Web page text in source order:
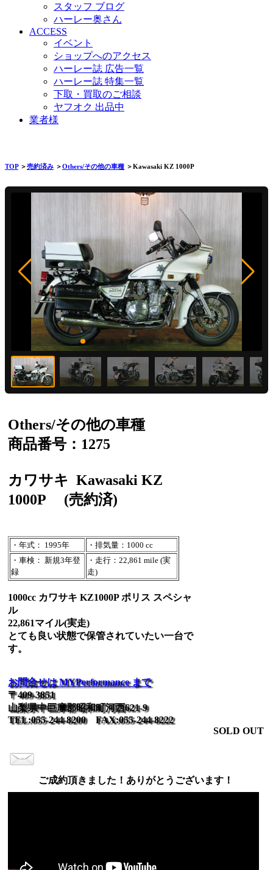
スタッフ ブログ
ハーレー奥さん
ACCESS
イベント
ショップへのアクセス
ハーレー誌 広告一覧
ハーレー誌 特集一覧
下取・買取のご相談
ヤフオク 出品中
業者様
TOP＞売約済み ＞Others/その他の車種 ＞Kawasaki KZ 1000P
Others/その他の車種
商品番号：1275
カワサキ Kawasaki KZ
1000P
(売約済)
・年式： 1995年
・排気量：1000 cc
・車検： 新規3年登
録
・走行：22,861 mile (実
走)
1000cc カワサキ KZ1000P ポリス スペシャ
ル
22,861マイル(実走)
とても良い状態で保管されていたい一台で
す。
お問合せは MYPerformance まで
〒409-3851
山梨県中巨摩郡昭和町河西621-9
TEL:055-244-8200 FAX:055-244-8222
SOLD OUT
ご成約頂きました！ありがとうございます！